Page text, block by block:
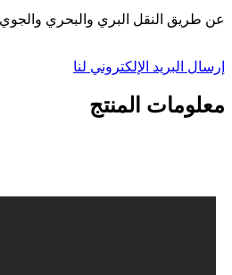
عن طريق النقل البري والبحري
إرسال البريد الإلكتروني لنا
معلومات المنتج